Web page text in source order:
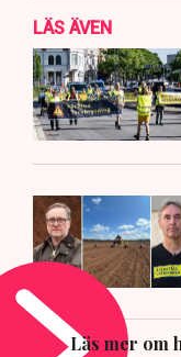
LÄS ÄVEN
Läs mer om